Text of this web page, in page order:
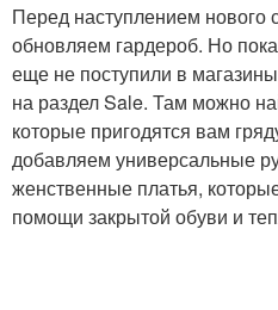
Перед наступлением нового
обновляем гардероб. Но
еще не поступили в
на раздел Sale. Там можно
которые пригодятся вам
добавляем универсальные
женственные платья,
помощи закрытой обуви и